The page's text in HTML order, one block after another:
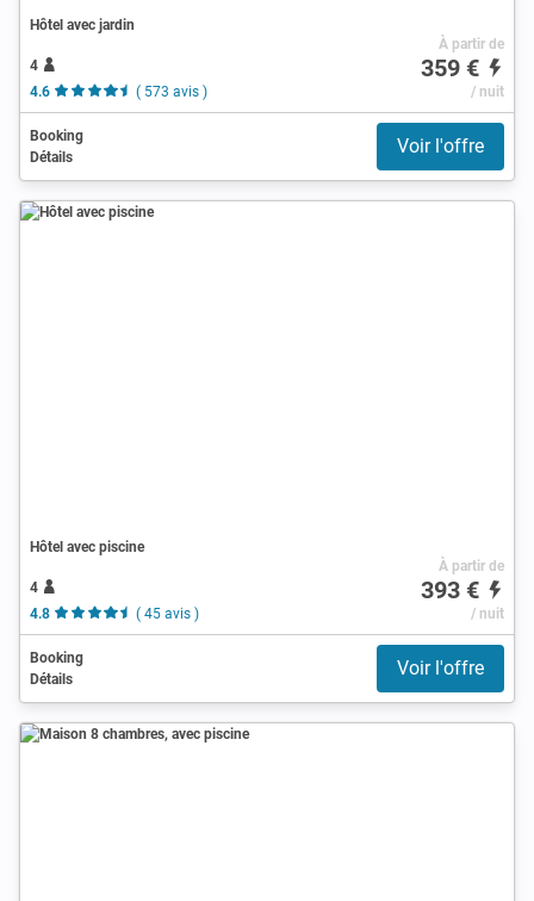
Hôtel avec jardin
4
4.6
( 573 avis )
À partir de
359 €
/ nuit
Booking
Détails
Voir l'offre
Hôtel avec piscine
4
4.8
( 45 avis )
À partir de
393 €
/ nuit
Booking
Détails
Voir l'offre